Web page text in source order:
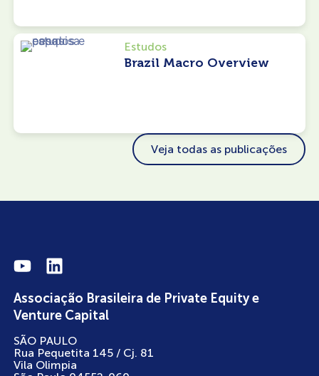
Estudos
Brazil Macro Overview
Veja todas as publicações
Associação Brasileira de Private Equity e
Venture Capital
SÃO PAULO
Rua Pequetita 145 / Cj. 81
Vila Olimpia